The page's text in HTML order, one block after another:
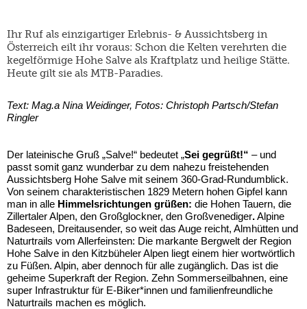
Ihr Ruf als einzigartiger Erlebnis- & Aussichtsberg in
Österreich eilt ihr voraus: Schon die Kelten verehrten die
kegelförmige Hohe Salve als Kraftplatz und heilige Stätte.
Heute gilt sie als MTB-Paradies.
Text: Mag.a Nina Weidinger, Fotos: Christoph Partsch/Stefan
Ringler
Der lateinische Gruß „Salve!“ bedeutet „Sei gegrüßt!“ – und
passt somit ganz wunderbar zu dem nahezu freistehenden
Aussichtsberg Hohe Salve mit seinem 360-Grad-Rundumblick.
Von seinem charakteristischen 1829 Metern hohen Gipfel kann
man in alle Himmelsrichtungen grüßen: die Hohen Tauern, die
Zillertaler Alpen, den Großglockner, den Großvenediger.Alpine
Badeseen, Dreitausender, so weit das Auge reicht, Almhütten und
Naturtrails vom Allerfeinsten: Die markante Bergwelt der Region
Hohe Salve in den Kitzbüheler Alpen liegt einem hier wortwörtlich
zu Füßen. Alpin, aber dennoch für alle zugänglich. Das ist die
geheime Superkraft der Region. Zehn Sommerseilbahnen, eine
super Infrastruktur für E-Biker*innen und familienfreundliche
Naturtrails machen es möglich.